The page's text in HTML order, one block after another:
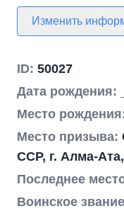
Изменить
ID: 50027
Дата рождения:
Место
Место призыва:
ССР, г. Алма-
Последнее
Воинское